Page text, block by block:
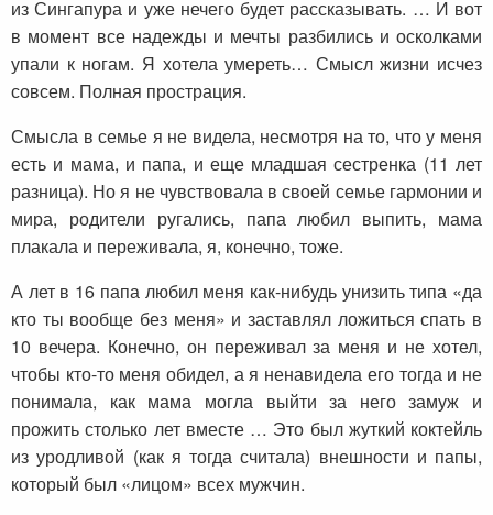
из Сингапура и уже нечего будет рассказывать. … И вот
в момент все надежды и мечты разбились и осколками
упали к ногам. Я хотела умереть… Смысл жизни исчез
совсем. Полная прострация.
Смысла в семье я не видела, несмотря на то, что у меня
есть и мама, и папа, и еще младшая сестренка (11 лет
разница). Но я не чувствовала в своей семье гармонии и
мира, родители ругались, папа любил выпить, мама
плакала и переживала, я, конечно, тоже.
А лет в 16 папа любил меня как-нибудь унизить типа «да
кто ты вообще без меня» и заставлял ложиться спать в
10 вечера. Конечно, он переживал за меня и не хотел,
чтобы кто-то меня обидел, а я ненавидела его тогда и не
понимала, как мама могла выйти за него замуж и
прожить столько лет вместе … Это был жуткий коктейль
из уродливой (как я тогда считала) внешности и папы,
который был «лицом» всех мужчин.